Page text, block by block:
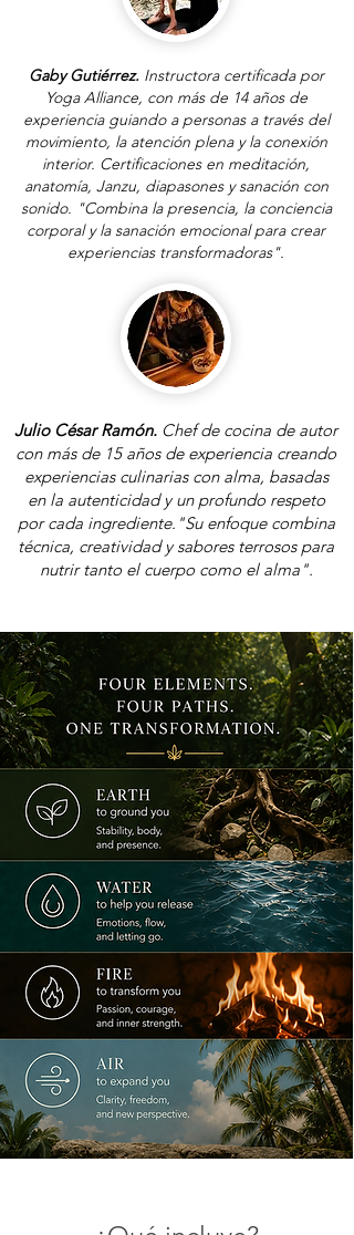
Gaby Gutiérrez. Instructora certificada por
Yoga Alliance, con más de 14 años de
experiencia guiando a personas a través del
movimiento, la atención plena y la conexión
interior. Certificaciones en meditación,
anatomía, Janzu, diapasones y sanación con
sonido. "Combina la presencia, la conciencia
corporal y la sanación emocional para crear
experiencias transformadoras".
Julio César Ramón. Chef de cocina de autor
con más de 15 años de experiencia creando
experiencias culinarias con alma, basadas
en la autenticidad y un profundo respeto
por cada ingrediente."Su enfoque combina
técnica, creatividad y sabores terrosos para
nutrir tanto el cuerpo como el alma".